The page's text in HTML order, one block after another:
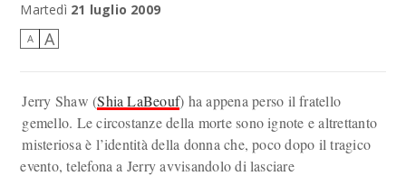
Martedì 21 luglio 2009
A A
Jerry Shaw (Shia LaBeouf) ha appena perso il fratello
gemello. Le circostanze della morte sono ignote e altrettanto
misteriosa è l’identità della donna che, poco dopo il tragico
evento, telefona a Jerry avvisandolo di lasciare